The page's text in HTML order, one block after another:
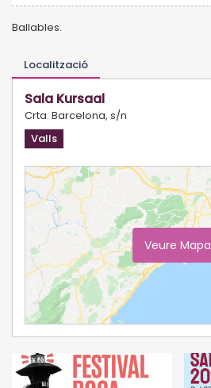
Ballables.
Localització
Sala Kursaal
Crta. Barcelona, s/n
Valls
Veure Mapa